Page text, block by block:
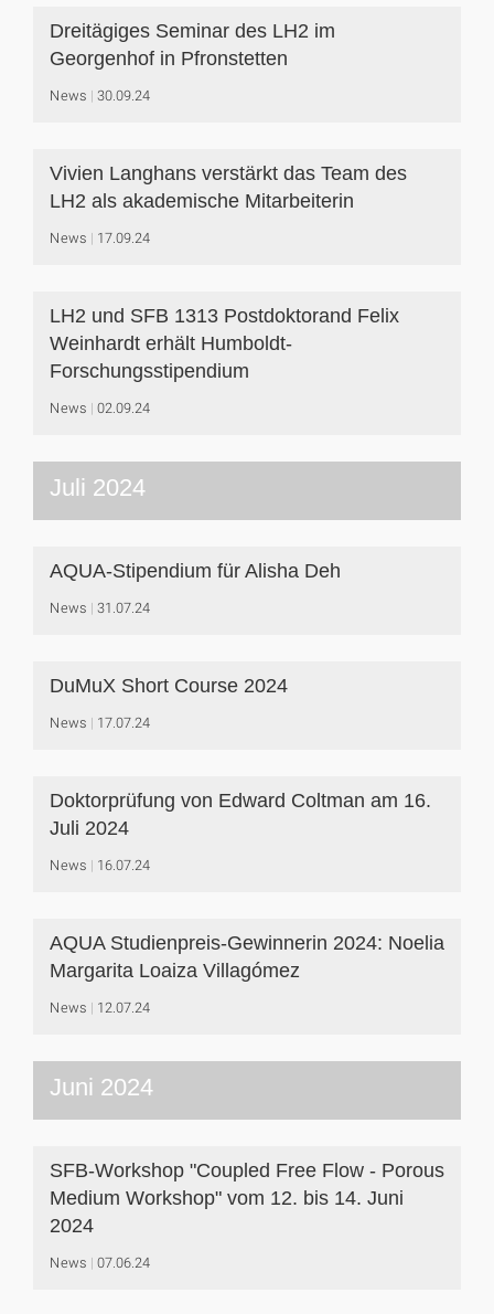
Dreitägiges Seminar des LH2 im
Georgenhof in Pfronstetten
News 30.09.24
Vivien Langhans verstärkt das Team des
LH2 als akademische Mitarbeiterin
News 17.09.24
LH2 und SFB 1313 Postdoktorand Felix
Weinhardt erhält Humboldt-
Forschungsstipendium
News 02.09.24
Juli 2024
AQUA-Stipendium für Alisha Deh
News 31.07.24
DuMuX Short Course 2024
News 17.07.24
Doktorprüfung von Edward Coltman am 16.
Juli 2024
News 16.07.24
AQUA Studienpreis-Gewinnerin 2024: Noelia
Margarita Loaiza Villagómez
News 12.07.24
Juni 2024
SFB-Workshop "Coupled Free Flow - Porous
Medium Workshop" vom 12. bis 14. Juni
2024
News 07.06.24